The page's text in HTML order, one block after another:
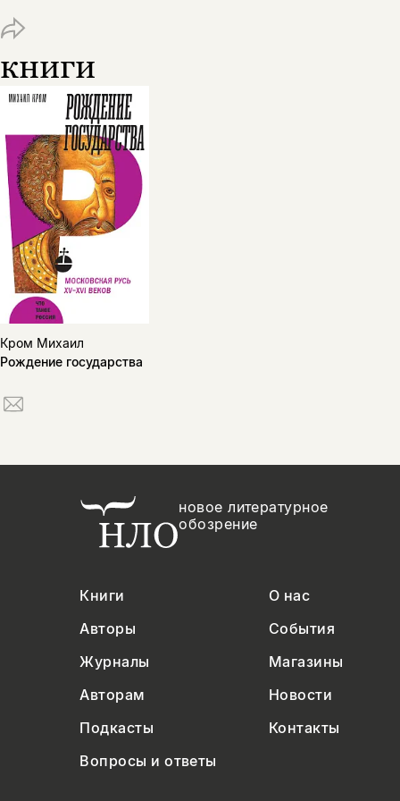
книги
Кром Михаил
Рождение государства
новое литературное
обозрение
Книги
О нас
Авторы
События
Журналы
Магазины
Авторам
Новости
Подкасты
Контакты
Вопросы и ответы